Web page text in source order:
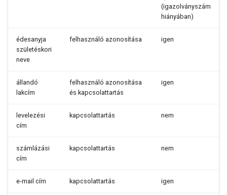
(igazolványszám
hiányában)
édesanyja
születéskori
neve
felhasználó azonosítása igen
állandó
lakcím
felhasználó azonosítása
és kapcsolattartás
igen
levelezési
cím
kapcsolattartás nem
számlázási
cím
kapcsolattartás nem
e-mail cím kapcsolattartás igen